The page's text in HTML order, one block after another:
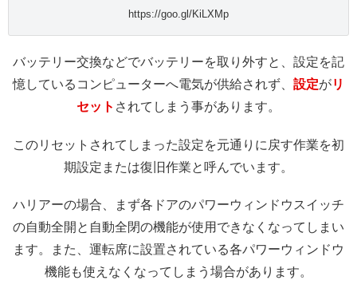
https://goo.gl/KiLXMp
バッテリー交換などでバッテリーを取り外すと、設定を記
憶しているコンピューターへ電気が供給されず、 設定がリ
セット されてしまう事があります。
このリセットされてしまった設定を元通りに戻す作業を初
期設定または復旧作業と呼んでいます。
ハリアーの場合、まず各ドアのパワーウィンドウスイッチ
の自動全開と自動全閉の機能が使用できなくなってしまい
ます。また、運転席に設置されている各パワーウィンドウ
機能も使えなくなってしまう場合があります。